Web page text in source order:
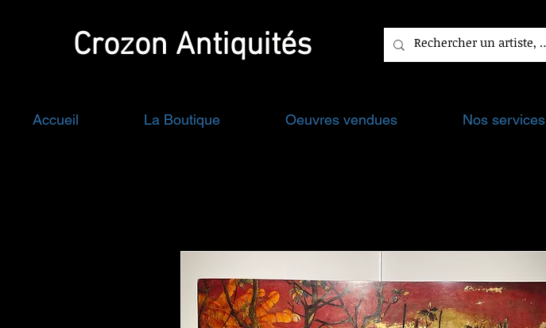
Crozon Antiquités
Accueil La Boutique Oeuvres vendues Nos services